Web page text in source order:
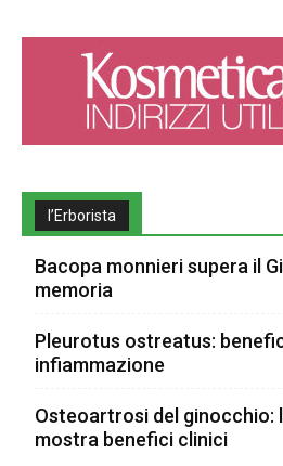
l’Erborista
Bacopa monnieri supera il
memoria
Pleurotus ostreatus:
infiammazione
Osteoartrosi del ginocchio:
mostra benefici clinici